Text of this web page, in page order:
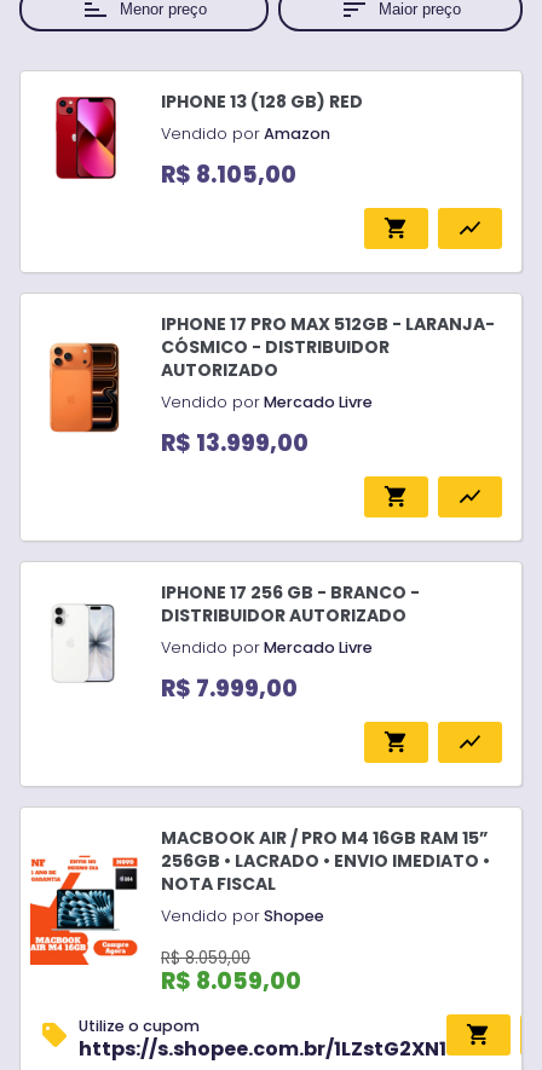
sort Menor preço sort Maior preço
Memória Ram
6GB(3)
Câmera
Dupla(
Brasil(8)
Memória ram
16GB(2)
(3)
M2 Pro(2)
Amazenamento
256GB
512GB(
Painel
QWXGA IPS (5)
IPHONE 13 (128 GB) RED
Vendido porAmazon
R$ 8.105,00
shopping_cart show_chart
IPHONE 17 PRO MAX 512GB - LARANJA-
CÓSMICO - DISTRIBUIDOR
AUTORIZADO
Vendido porMercado Livre
R$ 13.999,00
shopping_cart show_chart
IPHONE 17 256 GB - BRANCO -
DISTRIBUIDOR AUTORIZADO
Vendido porMercado Livre
R$ 7.999,00
shopping_cart show_chart
MACBOOK AIR / PRO M4 16GB RAM 15”
256GB • LACRADO • ENVIO IMEDIATO •
NOTA FISCAL
Vendido porShopee
R$ 8.059,00
R$ 8.059,00
sell Utilize o cupom
https://s.shopee.com.br/1LZstG2XN1
shopping_cart